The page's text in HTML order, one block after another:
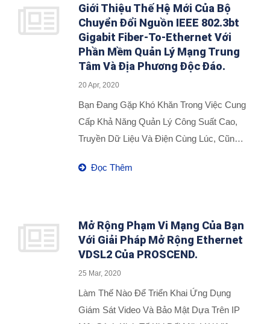
Dây Dựa Trên IP, Đặc Biệt Là Đối Với Các
Phương Tiện Giải Trí (RVs), Xe Tải Và Đội
Xe. PROSCEND Chia Sẻ Một Trường
Hợp Thực Tế Mà Một Trong Những
Khách Hàng Của Chúng Tôi Đã Sử Dụng
Ở Các Thành Phố Châu Âu, Cách Tích
Hợp Bộ Định Tuyến Di Động Công Nghiệp
Nhỏ Gọn Của PROSCEND Với Hộp Đa
Phương Tiện Số IPTV Của Họ Để Có
Giới Thiệu Thế Hệ Mới Của Bộ
Chuyển Đổi Nguồn IEEE 802.3bt
Gigabit Fiber-To-Ethernet Với
Phần Mềm Quản Lý Mạng Trung
Tâm Và Địa Phương Độc Đáo.
20 Apr, 2020
Bạn Đang Gặp Khó Khăn Trong Việc Cung
Cấp Khả Năng Quản Lý Công Suất Cao,
Truyền Dữ Liệu Và Điện Cùng Lúc, Cũng
Một Cách Kinh Tế Trên Cơ Sở Hạ Tầng
Đảm Bảo Công Nghệ Power Over
Ethernet (PoE) Cho Tương Lai,
PROSCEND Ra Mắt Sản Phẩm Công
Nghiệp Cứng Cáp Theo Tiêu Chuẩn IEEE
802.3bt. Gia Đình Bộ Chuyển Đổi Gigabit
Fiber-To-Ethernet PoE Bao Gồm 1 Cổng
Đọc Thêm
Mở Rộng Phạm Vi Mạng Của Bạn
Với Giải Pháp Mở Rộng Ethernet
VDSL2 Của PROSCEND.
25 Mar, 2020
Làm Thế Nào Để Triển Khai Ứng Dụng
Giám Sát Video Và Bảo Mật Dựa Trên IP